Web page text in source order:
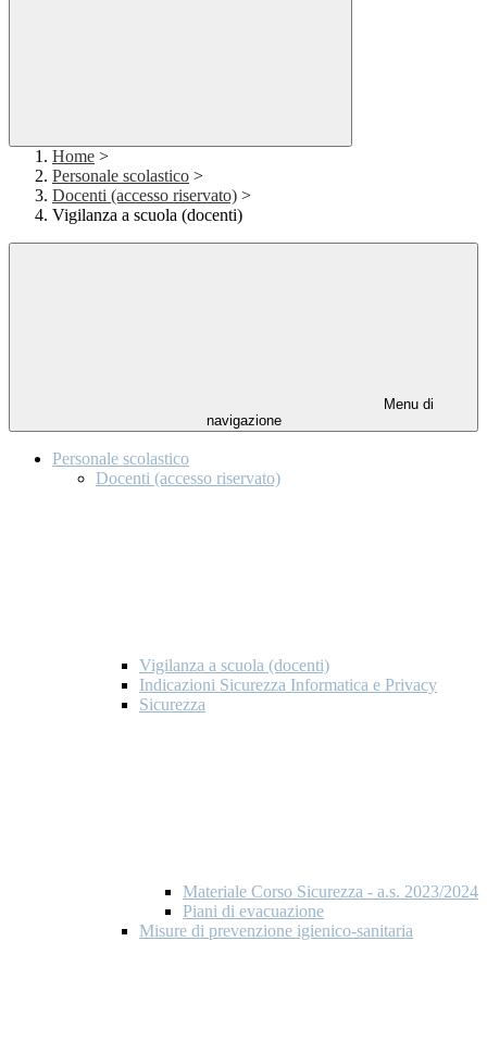
Home >
Personale scolastico >
Docenti (accesso riservato) >
Vigilanza a scuola (docenti)
Menu di
navigazione
Personale scolastico
Docenti (accesso riservato)
Vigilanza a scuola (docenti)
Indicazioni Sicurezza Informatica e Privacy
Sicurezza
Materiale Corso Sicurezza - a.s. 2023/2024
Piani di evacuazione
Misure di prevenzione igienico-sanitaria